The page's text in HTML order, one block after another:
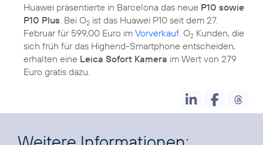
Huawei präsentierte in Barcelona das neue P10 sowie
P10 Plus . Bei O2 ist das Huawei P10 seit dem 27.
Februar für 599,00 Euro im Vorverkauf . O2 Kunden, die
sich früh für das Highend-Smartphone entscheiden,
erhalten eine Leica Sofort Kamera im Wert von 279
Euro gratis dazu.